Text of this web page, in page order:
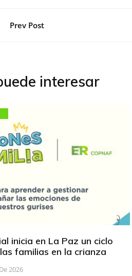
Prev Post
interesar
inicia en La Paz un ciclo
familias en la crianza
2026